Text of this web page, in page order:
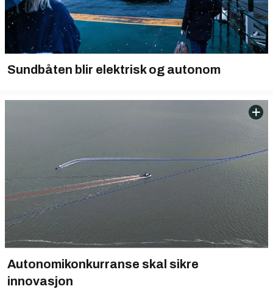
Sundbåten blir elektrisk og autonom
Autonomikonkurranse skal sikre
innovasjon